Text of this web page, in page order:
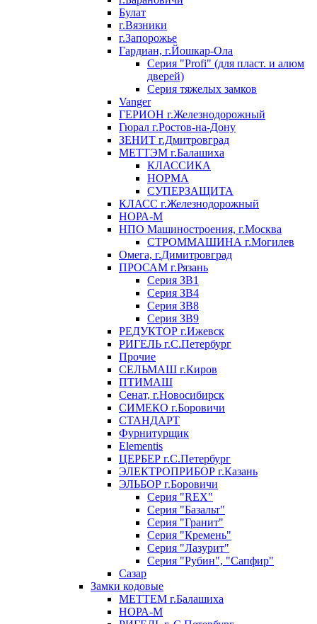
Булат
г.Вязники
г.Запорожье
Гардиан, г.Йошкар-Ола
Серия "Profi" (для пласт. и алюм
дверей)
Серия тяжелых замков
Vanger
ГЕРИОН г.Железнодорожный
Гюрал г.Ростов-на-Дону
ЗЕНИТ г.Дмитровград
МЕТТЭМ г.Балашиха
КЛАССИКА
НОРМА
СУПЕРЗАЩИТА
КЛАСС г.Железнодорожный
НОРА-М
НПО Машиностроения, г.Москва
СТРОММАШИНА г.Могилев
Омега, г.Димитровград
ПРОСАМ г.Рязань
Серия ЗВ1
Серия ЗВ4
Серия ЗВ8
Серия ЗВ9
РЕДУКТОР г.Ижевск
РИГЕЛЬ г.С.Петербург
Прочие
СЕЛЬМАШ г.Киров
ПТИМАШ
Сенат, г.Новосибирск
СИМЕКО г.Боровичи
СТАНДАРТ
Фурнитурщик
Elementis
ЦЕРБЕР г.С.Петербург
ЭЛЕКТРОПРИБОР г.Казань
ЭЛЬБОР г.Боровичи
Серия "REX"
Серия "Базальт"
Серия "Гранит"
Серия "Кремень"
Серия "Лазурит"
Серия "Рубин", "Сапфир"
Сазар
Замки кодовые
МЕТТЕМ г.Балашиха
НОРА-М